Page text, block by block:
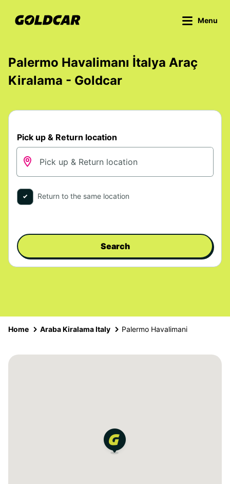
Menu
Palermo Havalimanı İtalya Araç
Kiralama - Goldcar
Pick up & Return location
Return to the same location
Search
Home Araba Kiralama Italy Palermo Havalimani